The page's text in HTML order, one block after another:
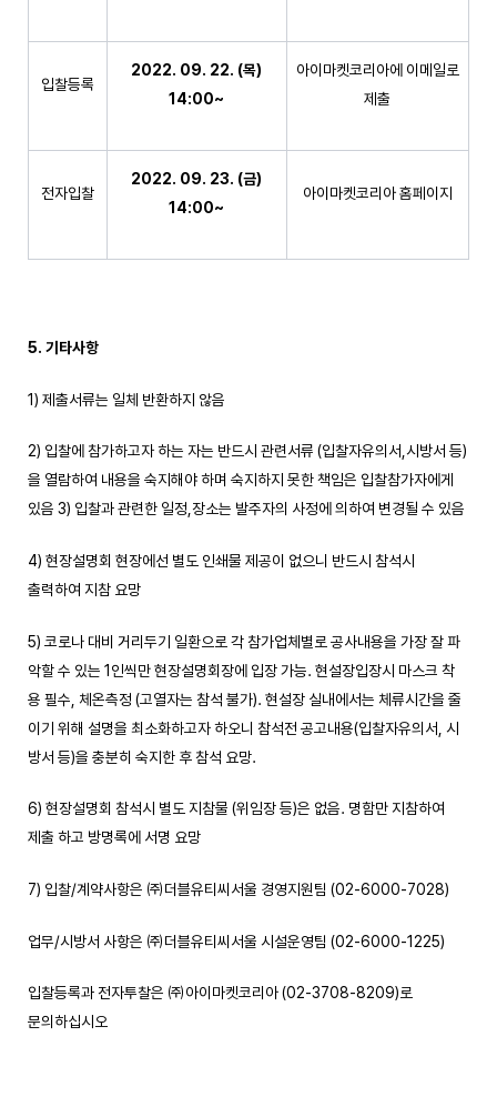
입찰등록
2022. 09. 22. (목)
14:00~
아이마켓코리아에 이메일로
제출
전자입찰
2022. 09. 23. (금)
14:00~
아이마켓코리아 홈페이지
5. 기타사항
1) 제출서류는 일체 반환하지 않음
2) 입찰에 참가하고자 하는 자는 반드시 관련서류 (입찰자유의서,시방서 등)
을 열람하여 내용을 숙지해야 하며 숙지하지 못한 책임은 입찰참가자에게
있음 3) 입찰과 관련한 일정,장소는 발주자의 사정에 의하여 변경될 수 있음
4) 현장설명회 현장에선 별도 인쇄물 제공이 없으니 반드시 참석시
출력하여 지참 요망
5) 코로나 대비 거리두기 일환으로 각 참가업체별로 공사내용을 가장 잘 파
악할 수 있는 1인씩만 현장설명회장에 입장 가능. 현설장입장시 마스크 착
용 필수, 체온측정 (고열자는 참석 불가). 현설장 실내에서는 체류시간을 줄
이기 위해 설명을 최소화하고자 하오니 참석전 공고내용(입찰자유의서, 시
방서 등)을 충분히 숙지한 후 참석 요망.
6) 현장설명회 참석시 별도 지참물 (위임장 등)은 없음. 명함만 지참하여
제출 하고 방명록에 서명 요망
7) 입찰/계약사항은 ㈜더블유티씨서울 경영지원팀 (02-6000-7028)
업무/시방서 사항은 ㈜더블유티씨서울 시설운영팀 (02-6000-1225)
입찰등록과 전자투찰은 ㈜아이마켓코리아 (02-3708-8209)로
문의하십시오